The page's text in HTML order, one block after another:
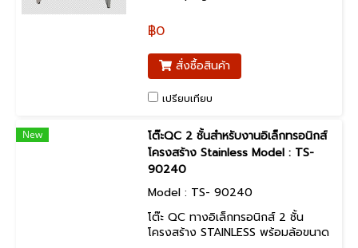
ลื่อบแผ่นโฟเมก้าสีดำด้าน พร้อมไฟ
LED บน - ล่าง
฿0
สั่งซื้อสินค้า
เปรียบเทียบ
New
โต๊ะQC 2 ชั้นสำหรับงานอิเล็กทรอนิกส์
โครงสร้าง Stainless Model : TS-
90240
Model : TS- 90240
โต๊ะ QC ทางอิเล็กทรอนิกส์ 2 ชั้น
โครงสร้าง STAINLESS พร้อมล้อขนาด